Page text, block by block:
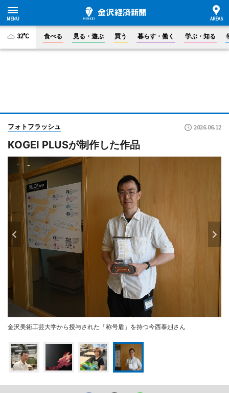
32°C 食べる 見る・遊ぶ 買う 暮らす・働く 学ぶ・知る
フォトフラッシュ 2026.06.12
KOGEI PLUSが制作した作品
金沢美術工芸大学から授与された「称号盾」を持つ今西泰赳さん